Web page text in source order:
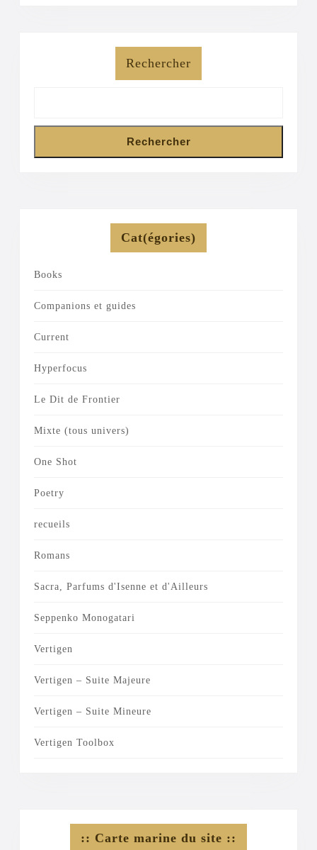
Rechercher
Rechercher
Cat(égories)
Books
Companions et guides
Current
Hyperfocus
Le Dit de Frontier
Mixte (tous univers)
One Shot
Poetry
recueils
Romans
Sacra, Parfums d'Isenne et d'Ailleurs
Seppenko Monogatari
Vertigen
Vertigen – Suite Majeure
Vertigen – Suite Mineure
Vertigen Toolbox
:: Carte marine du site ::